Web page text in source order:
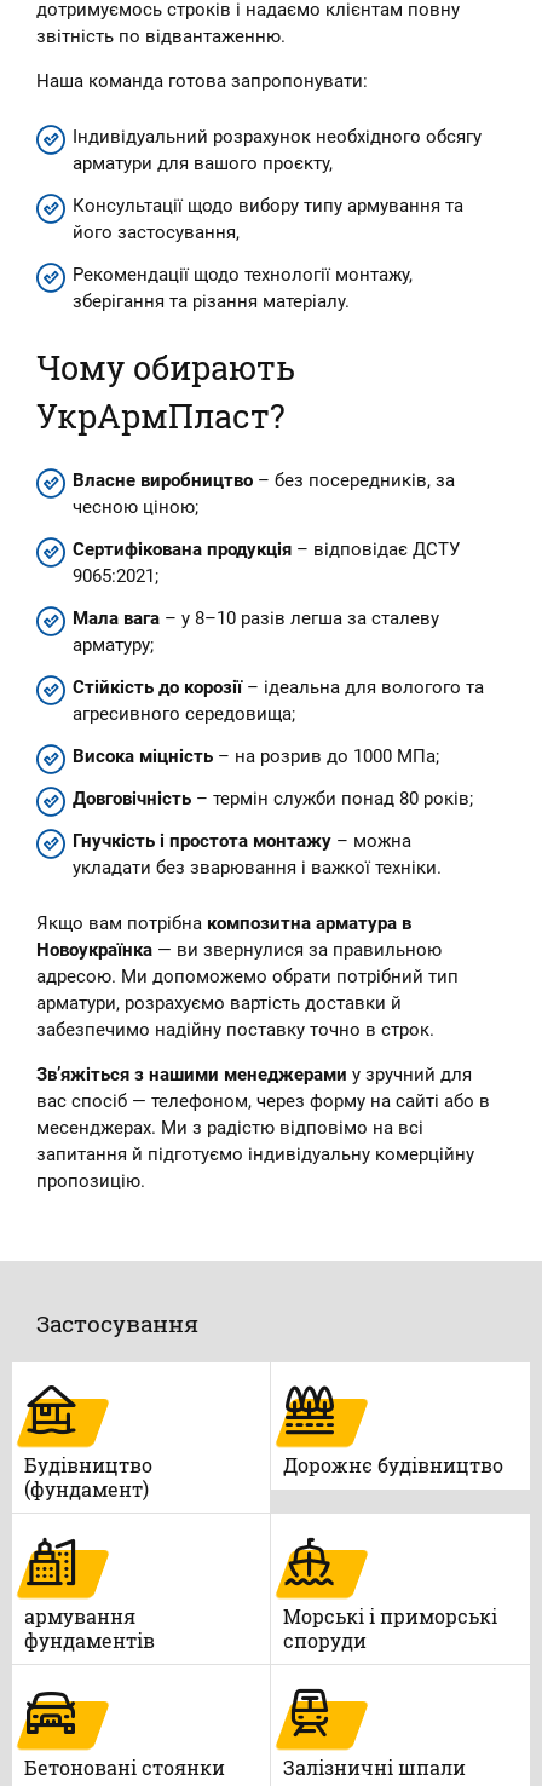
дотримуємось строків і надаємо клієнтам повну
звітність по відвантаженню.
Наша команда готова запропонувати:
Індивідуальний розрахунок необхідного обсягу
арматури для вашого проєкту,
Консультації щодо вибору типу армування та
його застосування,
Рекомендації щодо технології монтажу,
зберігання та різання матеріалу.
Чому обирають
УкрАрмПласт?
Власне виробництво – без посередників, за
чесною ціною;
Сертифікована продукція – відповідає ДСТУ
9065:2021;
Мала вага – у 8–10 разів легша за сталеву
арматуру;
Стійкість до корозії– ідеальна для вологого та
агресивного середовища;
Висока міцність – на розрив до 1000 МПа;
Довговічність – термін служби понад 80 років;
Гнучкість і простота монтажу – можна
укладати без зварювання і важкої техніки.
Якщо вам потрібна композитна арматура в
Новоукраїнка — ви звернулися за правильною
адресою. Ми допоможемо обрати потрібний тип
арматури, розрахуємо вартість доставки й
забезпечимо надійну поставку точно в строк.
Зв’яжіться з нашими менеджерами у зручний для
вас спосіб — телефоном, через форму на сайті або в
месенджерах. Ми з радістю відповімо на всі
запитання й підготуємо індивідуальну комерційну
пропозицію.
Застосування
Будівництво
(фундамент)
Дорожнє будівництво
армування
фундаментів
Морські і приморські
споруди
Бетоновані стоянки Залізничні шпали